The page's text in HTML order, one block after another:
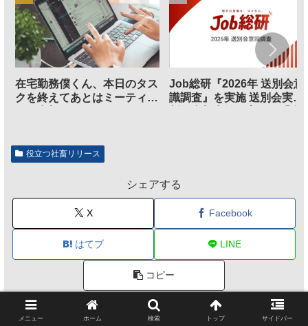
在宅勤務僕くん、本日のタス
クを終えてあとはミーティン
Job総研『2026年 送別会意
識調査』を実施 送別会実施
役立つ社畜リリース
シェアする
X Facebook
はてブ LINE
コピー
涙目社畜
メニュー ホーム 検索 トップ サイドバー